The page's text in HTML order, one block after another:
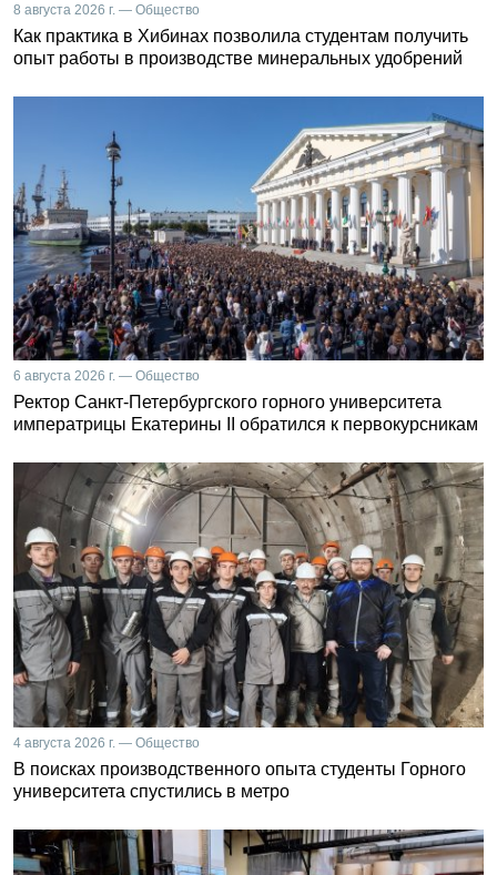
8 августа 2026 г. — Общество
Как практика в Хибинах позволила студентам получить
опыт работы в производстве минеральных удобрений
6 августа 2026 г. — Общество
Ректор Санкт-Петербургского горного университета
императрицы Екатерины II обратился к первокурсникам
4 августа 2026 г. — Общество
В поисках производственного опыта студенты Горного
университета спустились в метро